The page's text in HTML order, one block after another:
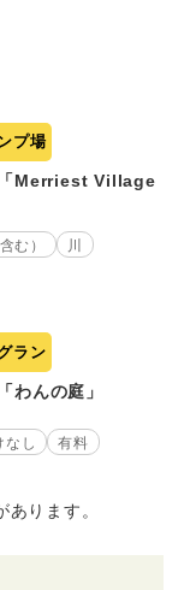
プ場
「Merriest Village
む）
川
ラン
わんの庭」
なし
有料
ります。